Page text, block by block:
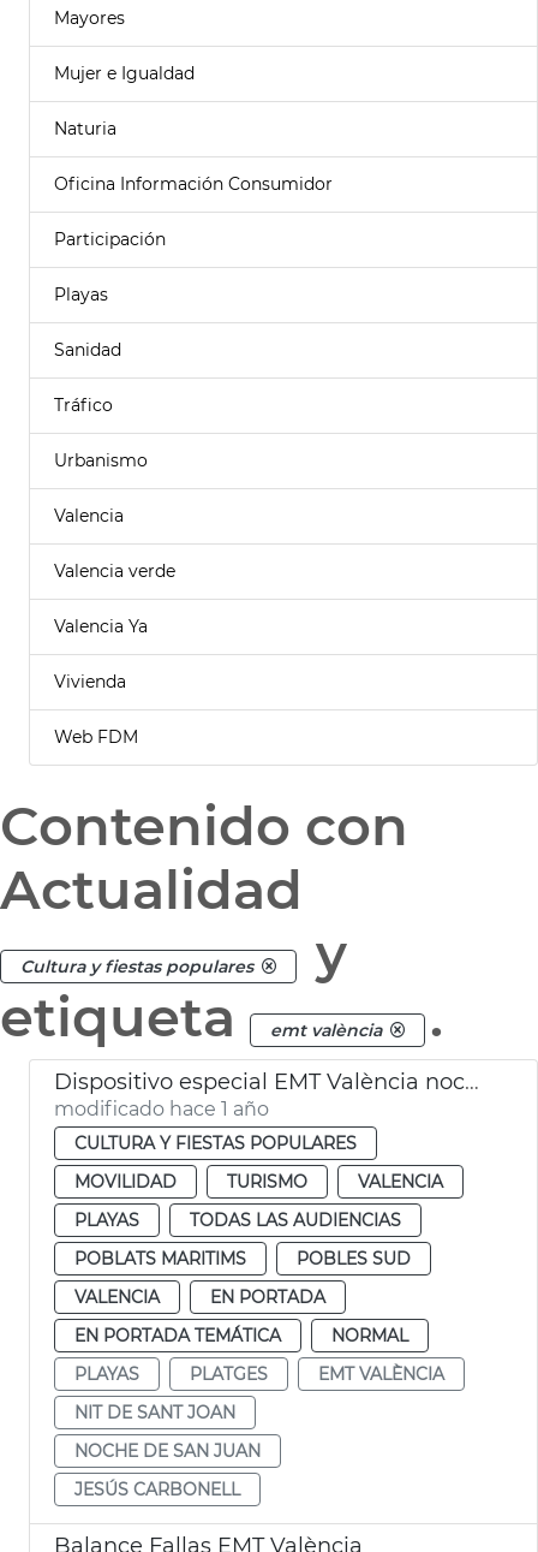
Mayores
Mujer e Igualdad
Naturia
Oficina Información Consumidor
Participación
Playas
Sanidad
Tráfico
Urbanismo
Valencia
Valencia verde
Valencia Ya
Vivienda
Web FDM
Contenido con
Actualidad
Cultura y fiestas populares
y
etiqueta
emt valència .
Dispositivo especial EMT València noche San Juan
modificado hace 1 año
CULTURA Y FIESTAS POPULARES
MOVILIDAD
TURISMO
VALENCIA
PLAYAS
TODAS LAS AUDIENCIAS
POBLATS MARITIMS
POBLES SUD
VALENCIA
EN PORTADA
EN PORTADA TEMÁTICA
NORMAL
PLAYAS
PLATGES
EMT VALÈNCIA
NIT DE SANT JOAN
NOCHE DE SAN JUAN
JESÚS CARBONELL
Balance Fallas EMT València